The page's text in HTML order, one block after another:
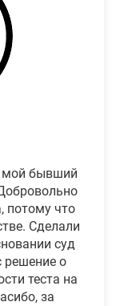
мой бывший
потому что
Сделали
суд
решение о
теста на
за